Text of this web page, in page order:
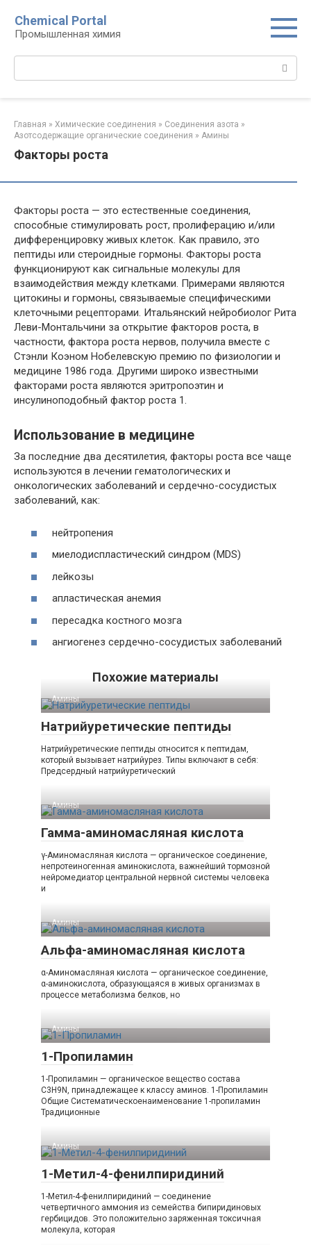
контенту
Chemical Portal
Промышленная химия
Главная » Химические соединения » Соединения азота »
Азотсодержащие органические соединения » Амины‎
Факторы роста
Факторы роста — это естественные соединения,
способные стимулировать рост, пролиферацию и/или
дифференцировку живых клеток. Как правило, это
пептиды или стероидные гормоны. Факторы роста
функционируют как сигнальные молекулы для
взаимодействия между клетками. Примерами являются
цитокины и гормоны, связываемые специфическими
клеточными рецепторами. Итальянский нейробиолог Рита
Леви-Монтальчини за открытие факторов роста, в
частности, фактора роста нервов, получила вместе с
Стэнли Коэном Нобелевскую премию по физиологии и
медицине 1986 года. Другими широко известными
факторами роста являются эритропоэтин и
инсулиноподобный фактор роста 1.
Использование в медицине
За последние два десятилетия, факторы роста все чаще
используются в лечении гематологических и
онкологических заболеваний и сердечно-сосудистых
заболеваний, как:
нейтропения
миелодиспластический синдром (MDS)
лейкозы
апластическая анемия
пересадка костного мозга
ангиогенез сердечно-сосудистых заболеваний
Похожие материалы
Амины‎
Натрийуретические пептиды
Натрийуретические пептиды относится к пептидам,
который вызывает натрийурез. Типы включают в себя:
Предсердный натрийуретический
Амины‎
Гамма-аминомасляная кислота
γ-Аминомасляная кислота — органическое соединение,
непротеиногенная аминокислота, важнейший тормозной
нейромедиатор центральной нервной системы человека
и
Амины‎
Альфа-аминомасляная кислота
α-Аминомасляная кислота — органическое соединение,
α-аминокислота, образующаяся в живых организмах в
процессе метаболизма белков, но
Амины‎
1-Пропиламин
1-Пропиламин — органическое вещество состава
C3H9N, принадлежащее к классу аминов. 1-​Пропиламин
Общие Систематическоенаименование 1-​пропиламин
Традиционные
Амины‎
1-Метил-4-фенилпиридиний
1-Метил-4-фенилпиридиний — соединение
четвертичного аммония из семейства бипиридиновых
гербицидов. Это положительно заряженная токсичная
молекула, которая